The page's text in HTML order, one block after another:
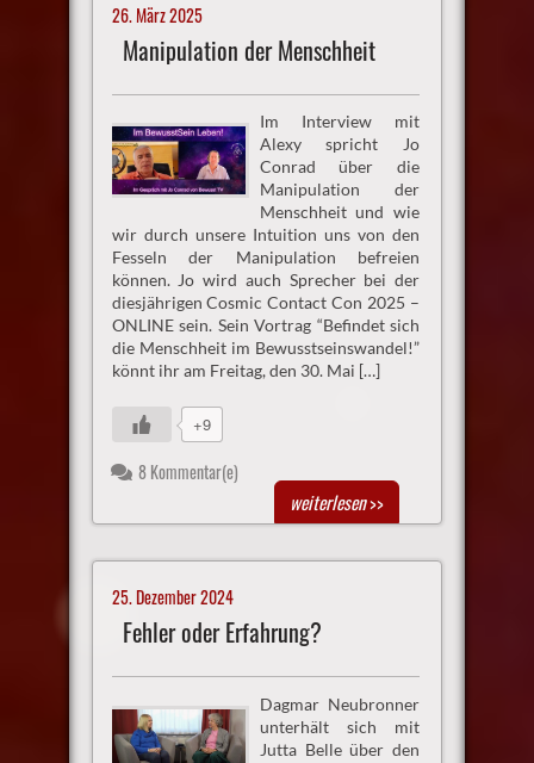
26. März 2025
Manipulation der Menschheit
Im Interview mit
Alexy spricht Jo
Conrad über die
Manipulation der
Menschheit und wie
wir durch unsere Intuition uns von den
Fesseln der Manipulation befreien
können. Jo wird auch Sprecher bei der
diesjährigen Cosmic Contact Con 2025 –
ONLINE sein. Sein Vortrag “Befindet sich
die Menschheit im Bewusstseinswandel!”
könnt ihr am Freitag, den 30. Mai […]
+9
8 Kommentar(e)
weiterlesen>>
25. Dezember 2024
Fehler oder Erfahrung?
Dagmar Neubronner
unterhält sich mit
Jutta Belle über den